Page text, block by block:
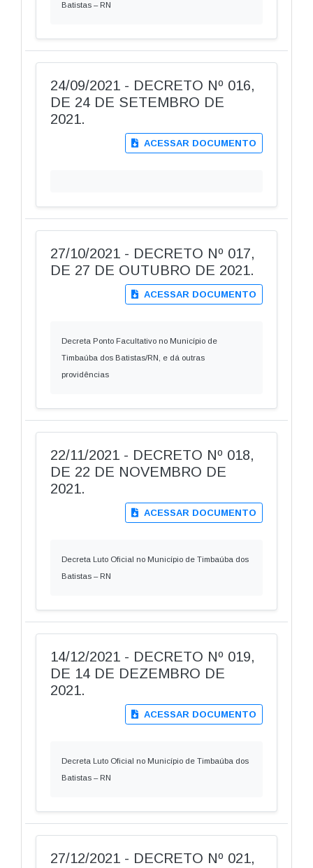
Batistas – RN
24/09/2021 - DECRETO Nº 016,
DE 24 DE SETEMBRO DE
2021.
ACESSAR DOCUMENTO
27/10/2021 - DECRETO Nº 017,
DE 27 DE OUTUBRO DE 2021.
ACESSAR DOCUMENTO
Decreta Ponto Facultativo no Município de
Timbaúba dos Batistas/RN, e dá outras
providências
22/11/2021 - DECRETO Nº 018,
DE 22 DE NOVEMBRO DE
2021.
ACESSAR DOCUMENTO
Decreta Luto Oficial no Município de Timbaúba dos
Batistas – RN
14/12/2021 - DECRETO Nº 019,
DE 14 DE DEZEMBRO DE
2021.
ACESSAR DOCUMENTO
Decreta Luto Oficial no Município de Timbaúba dos
Batistas – RN
27/12/2021 - DECRETO Nº 021,